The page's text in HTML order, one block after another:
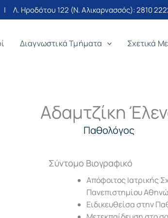
| Λ. Ηροδότου 122 (Ν. Αλικαρνασσός):2810
Διαγνωστικά Τμήματα Σχετικά
Αδαμτζίκη
Παθολόγος
Σύντομο Βιογραφικό
Απόφοιτος Ιατρικής
Πανεπιστημίου
Ειδικευθείσα στην